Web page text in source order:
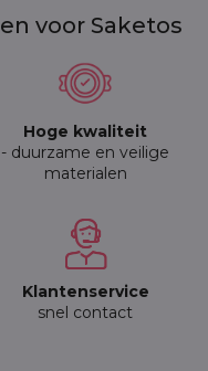
voor Saketos
Hoge kwaliteit
- duurzame en veilige
materialen
Klantenservice
snel contact